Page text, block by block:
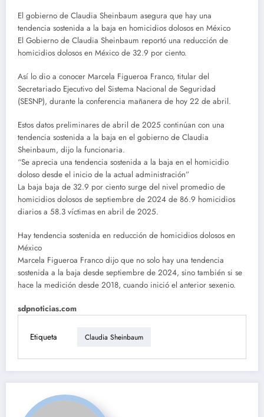
El gobierno de Claudia Sheinbaum asegura que hay una
tendencia sostenida a la baja en homicidios dolosos en México
El Gobierno de Claudia Sheinbaum reportó una reducción de
homicidios dolosos en México de 32.9 por ciento.
Así lo dio a conocer Marcela Figueroa Franco, titular del
Secretariado Ejecutivo del Sistema Nacional de Seguridad
(SESNP), durante la conferencia mañanera de hoy 22 de abril.
Estos datos preliminares de abril de 2025 continúan con una
tendencia sostenida a la baja en el gobierno de Claudia
Sheinbaum, dijo la funcionaria.
“Se aprecia una tendencia sostenida a la baja en el homicidio
doloso desde el inicio de la actual administración”
La baja baja de 32.9 por ciento surge del nivel promedio de
homicidios dolosos de septiembre de 2024 de 86.9 homicidios
diarios a 58.3 víctimas en abril de 2025.
Hay tendencia sostenida en reducción de homicidios dolosos en
México
Marcela Figueroa Franco dijo que no solo hay una tendencia
sostenida a la baja desde septiembre de 2024, sino también si se
hace la medición desde 2018, cuando inició el anterior sexenio.
sdpnoticias.com
Etiqueta Claudia Sheinbaum